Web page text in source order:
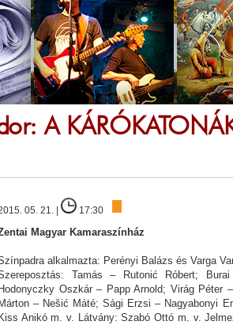
A
05. 21. | 17:30
Magyar Kamaraszínház
alkalmazta: Perényi Balázs és Varga
Tamás – Rutonić Róbert;
Hodonyczky Oszkár – Papp Arnold; Virág
Márton – Nešić Máté; Sági Erzsi – Nagyabonyi
Kiss Anikó m. v. Látvány: Szabó Ottó m. v.